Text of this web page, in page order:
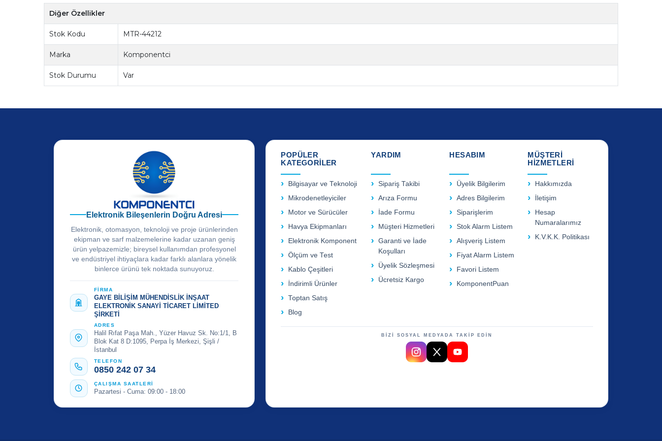
Diğer Özellikler
Stok Kodu MTR-44212
Marka Komponentci
Stok Durumu Var
Elektronik Bileşenlerin Doğru Adresi
Elektronik, otomasyon, teknoloji ve proje ürünlerinden
ekipman ve sarf malzemelerine kadar uzanan geniş
ürün yelpazemizle; bireysel kullanımdan profesyonel
ve endüstriyel ihtiyaçlara kadar farklı alanlara yönelik
binlerce ürünü tek noktada sunuyoruz.
FİRMA
GAYE BİLİŞİM MÜHENDİSLİK İNŞAAT
ELEKTRONİK SANAYİ TİCARET LİMİTED
ŞİRKETİ
ADRES
Halil Rıfat Paşa Mah., Yüzer Havuz Sk. No:1/1, B
Blok Kat 8 D:1095, Perpa İş Merkezi, Şişli /
İstanbul
TELEFON
0850 242 07 34
ÇALIŞMA SAATLERİ
Pazartesi - Cuma: 09:00 - 18:00
POPÜLER
KATEGORİLER
Bilgisayar ve Teknoloji
Mikrodenetleyiciler
Motor ve Sürücüler
Havya Ekipmanları
Elektronik Komponent
Ölçüm ve Test
Kablo Çeşitleri
İndirimli Ürünler
Toptan Satış
Blog
YARDIM
Sipariş Takibi
Arıza Formu
İade Formu
Müşteri Hizmetleri
Garanti ve İade
Koşulları
Üyelik Sözleşmesi
Ücretsiz Kargo
HESABIM
Üyelik Bilgilerim
Adres Bilgilerim
Siparişlerim
Stok Alarm Listem
Alışveriş Listem
Fiyat Alarm Listem
Favori Listem
KomponentPuan
MÜŞTERİ
HİZMETLERİ
Hakkımızda
İletişim
Hesap
Numaralarımız
K.V.K.K. Politikası
BİZİ SOSYAL MEDYADA TAKİP EDİN